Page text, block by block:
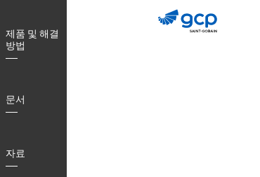
main
navigation
제품 및 해결
방법
문서
자료